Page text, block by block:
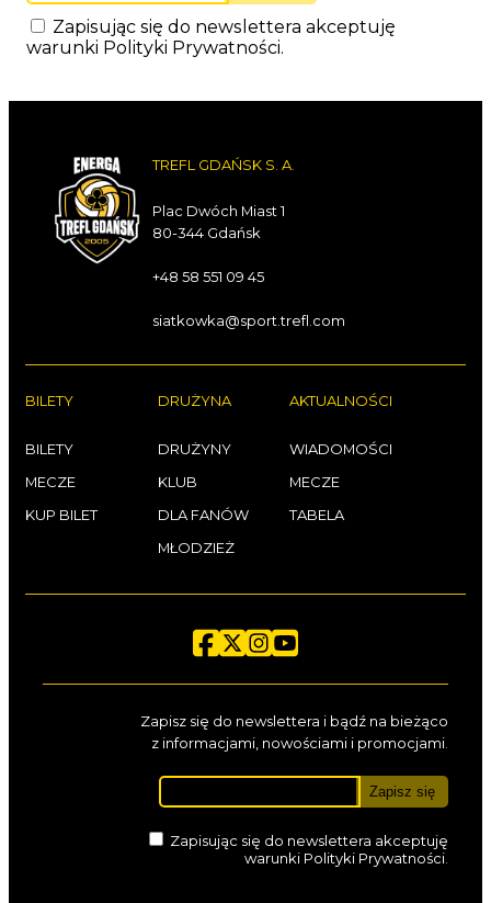
Zapisując się do newslettera akceptuję
warunki Polityki Prywatności.
TREFL GDAŃSK S. A.
Plac Dwóch Miast 1
80-344 Gdańsk
+48 58 551 09 45
siatkowka@sport.trefl.com
BILETY
BILETY
MECZE
KUP BILET
DRUŻYNA
DRUŻYNY
KLUB
DLA FANÓW
MŁODZIEŻ
AKTUALNOŚCI
WIADOMOŚCI
MECZE
TABELA
Zapisz się do newslettera i bądź na bieżąco
z informacjami, nowościami i promocjami.
Zapisując się do newslettera akceptuję
warunki Polityki Prywatności